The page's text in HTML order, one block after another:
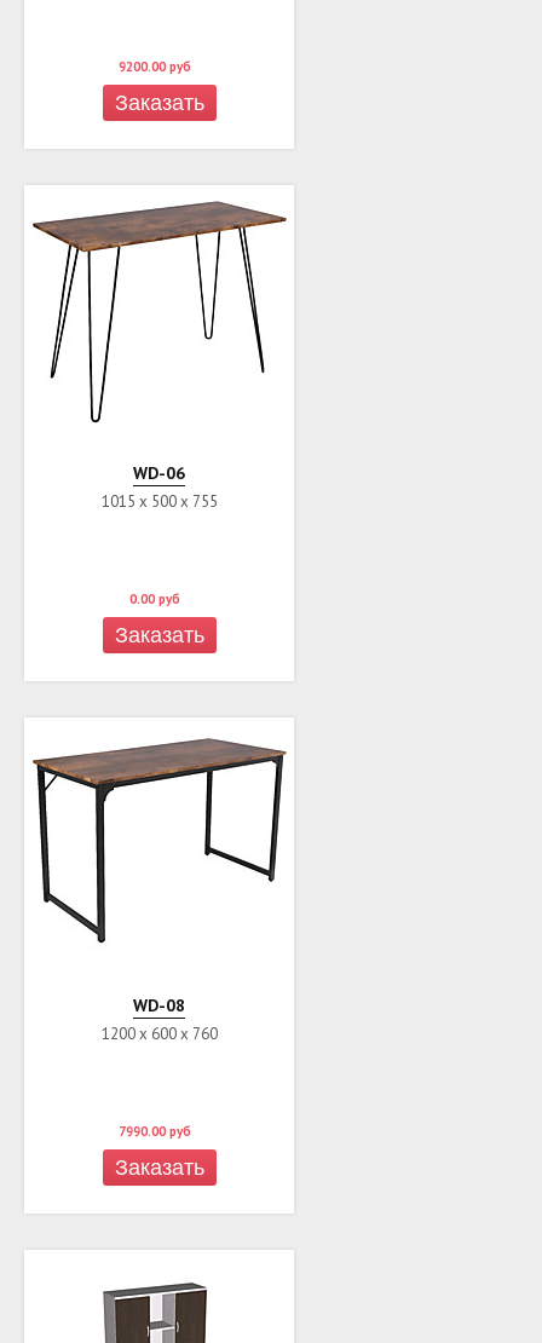
9200.00 руб
Заказать
WD-06
1015 х 500 х 755
0.00 руб
Заказать
WD-08
1200 х 600 х 760
7990.00 руб
Заказать